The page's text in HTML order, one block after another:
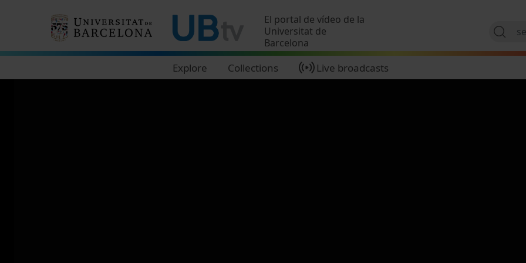
El portal de vídeo de la
Universitat de
Barcelona
Explore Collections Live broadcasts